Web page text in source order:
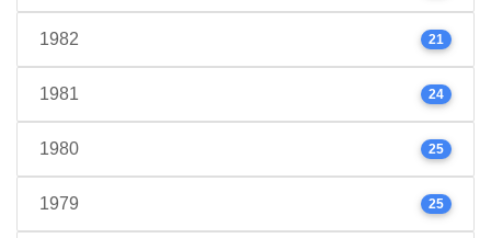
1982 21
1981 24
1980 25
1979 25